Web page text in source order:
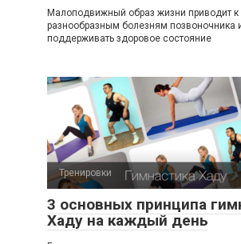
Малоподвижный образ жизни приводит к
разнообразным болезням позвоночника
поддерживать здоровое состояние
Тренировки
3 основных принципа
Хаду на каждый день